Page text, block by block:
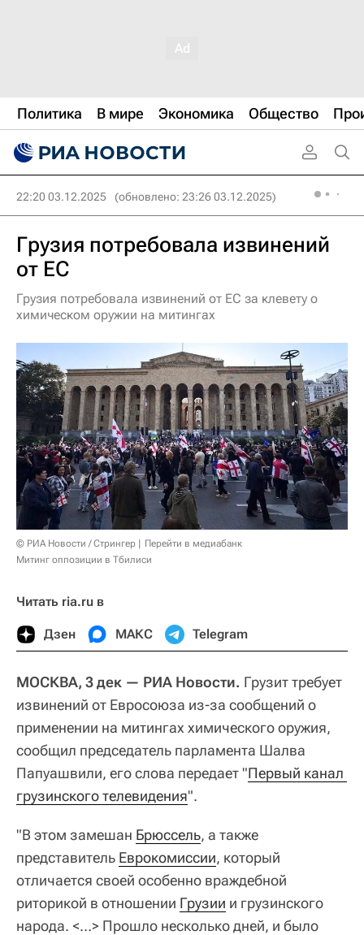
Политика В мире Экономика Общество
22:20 03.12.2025 (обновлено: 23:26 03.12.2025)
Грузия потребовала извинений
от ЕС
Грузия потребовала извинений от ЕС за клевету о
химическом оружии на митингах
© РИА Новости / Стрингер
Перейти в медиабанк
Митинг оппозиции в Тбилиси
Читать ria.ru в
Дзен МАКС Telegram
МОСКВА, 3 дек — РИА Новости. Грузит требует
извинений от Евросоюза из-за сообщений о
применении на митингах химического оружия,
сообщил председатель парламента Шалва
Папуашвили, его слова передает "Первый канал
грузинского телевидения".
"В этом замешан Брюссель, а также
представитель Еврокомиссии, который
отличается своей особенно враждебной
риторикой в ​​отношении Грузии и грузинского
народа. <…> Прошло несколько дней, и было